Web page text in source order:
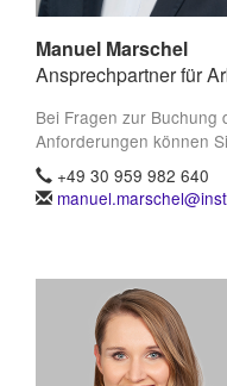
Manuel Marschel
Ansprechpartner für
Bei Fragen zur Buchung
Anforderungen können
+49 30 959 982 640